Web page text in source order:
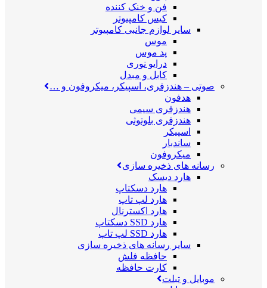
فن و خنک کننده
کیس کامپیوتر
سایر لوازم جانبی کامپیوتر
موس
پد موس
درایو نوری
کابل و مبدل
صوتی – هندزفری، اسپیکر، میکروفون و …
هدفون
هندزفری سیمی
هندزفری بلوتوثی
اسپیکر
ساندبار
میکروفون
رسانه های ذخیره سازی
هارد دیسک
هارد دسکتاپ
هارد لپ تاپ
هارد اکسترنال
هارد SSD دسکتاپ
هارد SSD لپ تاپ
سایر رسانه های ذخیره سازی
حافظه فلش
کارت حافظه
موبایل و تبلت